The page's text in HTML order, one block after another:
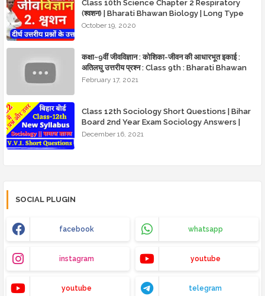
Class 10th Science Chapter 2 Respiratory
(श्वशन) | Bharati Bhawan Biology | Long Type
Question with Answer
October 19, 2020
कक्षा~9वीं जीवविज्ञान : कोशिका-जीवन की आधारभूत इकाई :
अतिलघु उत्तरीय प्रश्न : Class 9th : Bharati Bhawan
Biology : Basic unit of cell life : Very short
February 17, 2021
Class 12th Sociology Short Questions | Bihar
Board 2nd Year Exam Sociology Answers |
BSEB Exam Class XII Question and Answers
December 16, 2021
SOCIAL PLUGIN
facebook whatsapp
instagram youtube
youtube telegram